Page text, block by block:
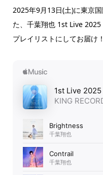
2025年9月13日(土)に東京
た、千葉翔也 1st Live
プレイリストにしてお届け！